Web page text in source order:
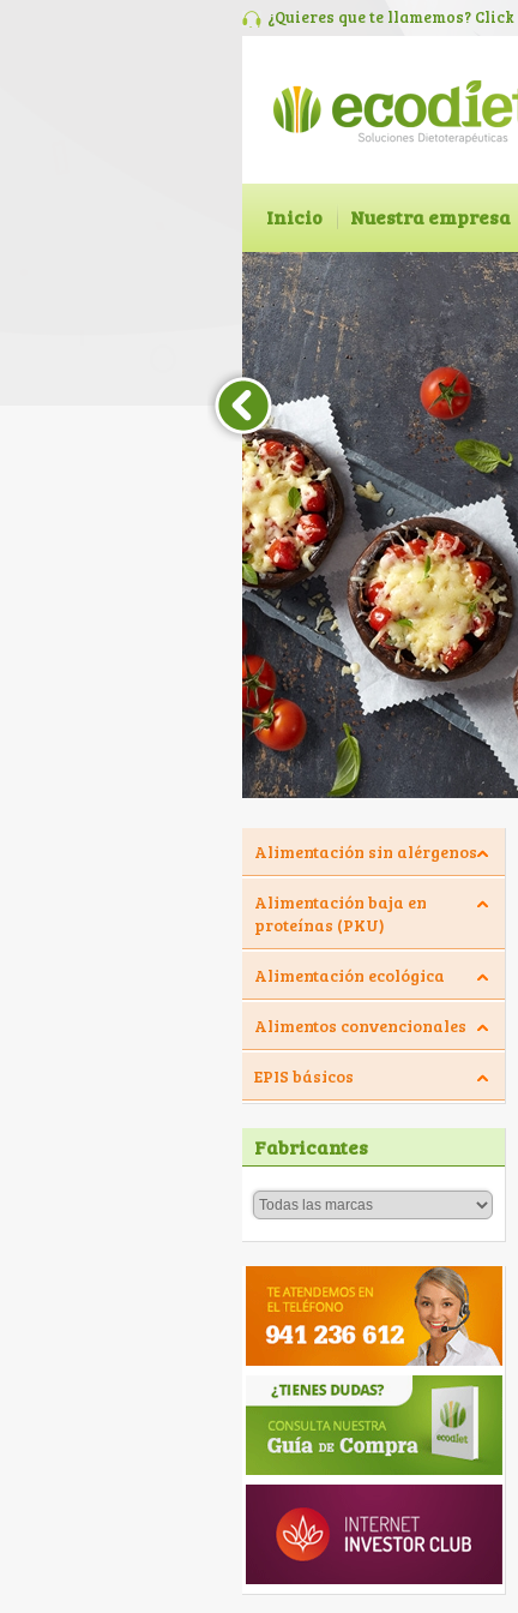
¿Quieres que te llamemos? Click
Inicio Nuestra empresa
Alimentación sin alérgenos
Alimentación baja en
proteínas (PKU)
Alimentación ecológica
Alimentos convencionales
EPIS básicos
Fabricantes